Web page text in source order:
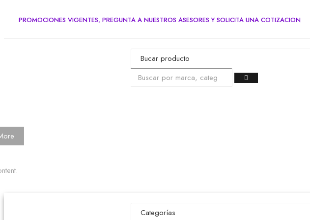
PROMOCIONES VIGENTES, PREGUNTA A NUESTROS ASESORES Y SOLICITA UNA COTIZACION